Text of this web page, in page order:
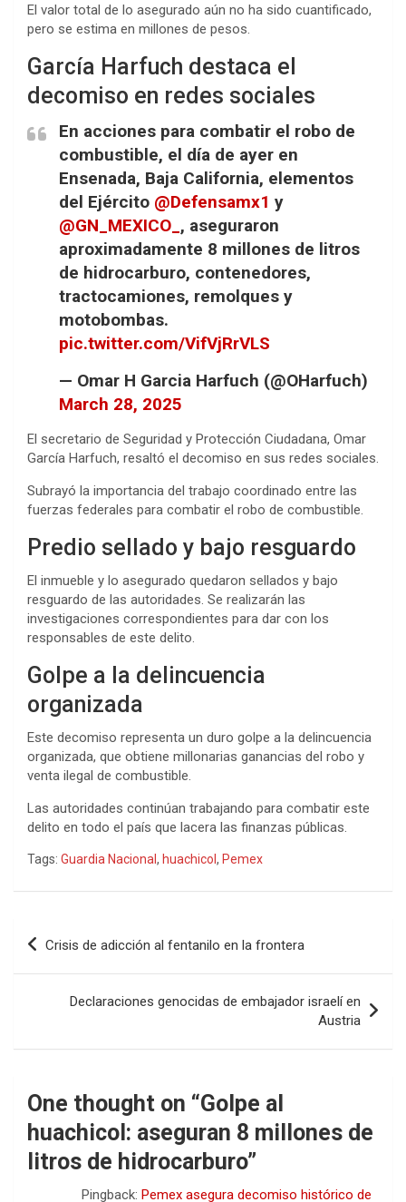
El valor total de lo asegurado aún no ha sido cuantificado,
pero se estima en millones de pesos.
García Harfuch destaca el
decomiso en redes sociales
En acciones para combatir el robo de
combustible, el día de ayer en
Ensenada, Baja California, elementos
del Ejército @Defensamx1 y
@GN_MEXICO_ , aseguraron
aproximadamente 8 millones de litros
de hidrocarburo, contenedores,
tractocamiones, remolques y
motobombas.
pic.twitter.com/VifVjRrVLS
— Omar H Garcia Harfuch (@OHarfuch)
March 28, 2025
El secretario de Seguridad y Protección Ciudadana, Omar
García Harfuch, resaltó el decomiso en sus redes sociales.
Subrayó la importancia del trabajo coordinado entre las
fuerzas federales para combatir el robo de combustible.
Predio sellado y bajo resguardo
El inmueble y lo asegurado quedaron sellados y bajo
resguardo de las autoridades. Se realizarán las
investigaciones correspondientes para dar con los
responsables de este delito.
Golpe a la delincuencia
organizada
Este decomiso representa un duro golpe a la delincuencia
organizada, que obtiene millonarias ganancias del robo y
venta ilegal de combustible.
Las autoridades continúan trabajando para combatir este
delito en todo el país que lacera las finanzas públicas.
Tags: Guardia Nacional , huachicol , Pemex
Navegación
Crisis de adicción al fentanilo en la frontera
Declaraciones genocidas de embajador israelí en
Austria
One thought on “Golpe al
huachicol: aseguran 8 millones de
litros de hidrocarburo”
Pingback: Pemex asegura decomiso histórico de